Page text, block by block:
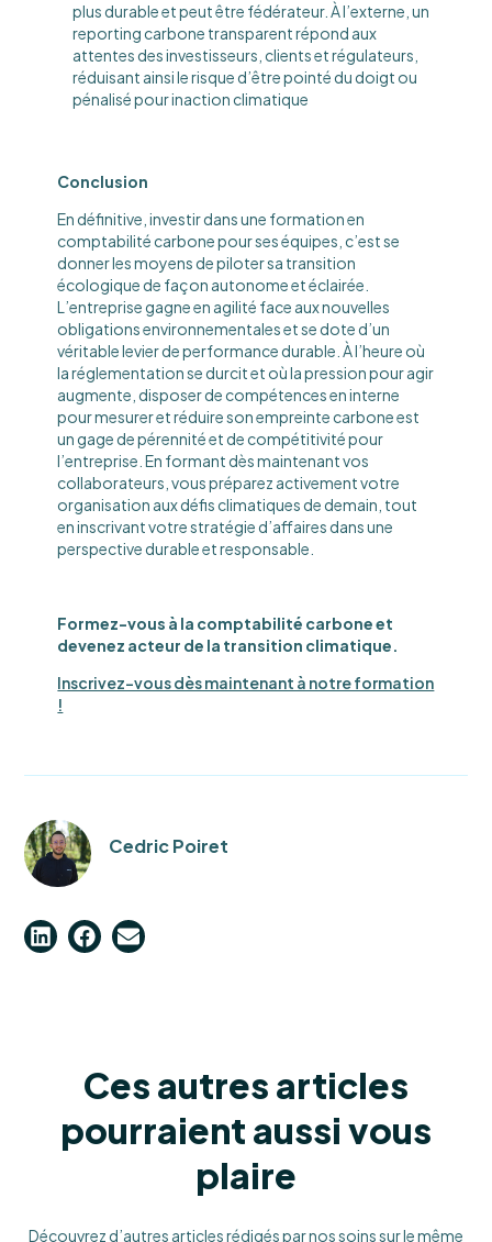
plus durable et peut être fédérateur. À l’externe, un
reporting carbone transparent répond aux
attentes des investisseurs, clients et régulateurs,
réduisant ainsi le risque d’être pointé du doigt ou
pénalisé pour inaction climatique
Conclusion
En définitive, investir dans une formation en
comptabilité carbone pour ses équipes, c’est se
donner les moyens de piloter sa transition
écologique de façon autonome et éclairée.
L’entreprise gagne en agilité face aux nouvelles
obligations environnementales et se dote d’un
véritable levier de performance durable. À l’heure où
la réglementation se durcit et où la pression pour agir
augmente, disposer de compétences en interne
pour mesurer et réduire son empreinte carbone est
un gage de pérennité et de compétitivité pour
l’entreprise. En formant dès maintenant vos
collaborateurs, vous préparez activement votre
organisation aux défis climatiques de demain, tout
en inscrivant votre stratégie d’affaires dans une
perspective durable et responsable.
Formez-vous à la comptabilité carbone et
devenez acteur de la transition climatique.
Inscrivez-vous dès maintenant à notre formation
!
Cedric Poiret
Ces autres articles
pourraient aussi vous
plaire
Découvrez d’autres articles rédigés par nos soins sur le même